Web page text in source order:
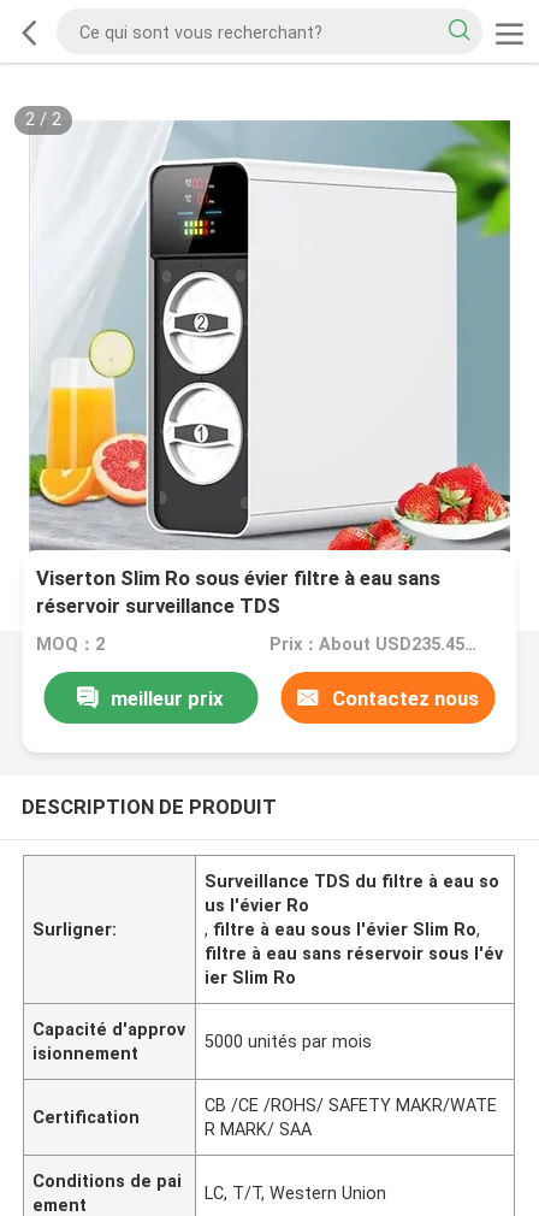
2/ 2
Viserton Slim Ro sous évier filtre à eau sans
réservoir surveillance TDS
MOQ：2 Prix：About USD235.45 varying on quantity,negotiable
meilleur prix Contactez nous
DESCRIPTION DE PRODUIT
Surligner:
Surveillance TDS du filtre à eau so
us l'évier Ro
, filtre à eau sous l'évier Slim Ro,
filtre à eau sans réservoir sous l'év
ier Slim Ro
Capacité d'approv
isionnement
5000 unités par mois
Certification
CB /CE /ROHS/ SAFETY MAKR/WATE
R MARK/ SAA
Conditions de pai
ement
LC, T/T, Western Union